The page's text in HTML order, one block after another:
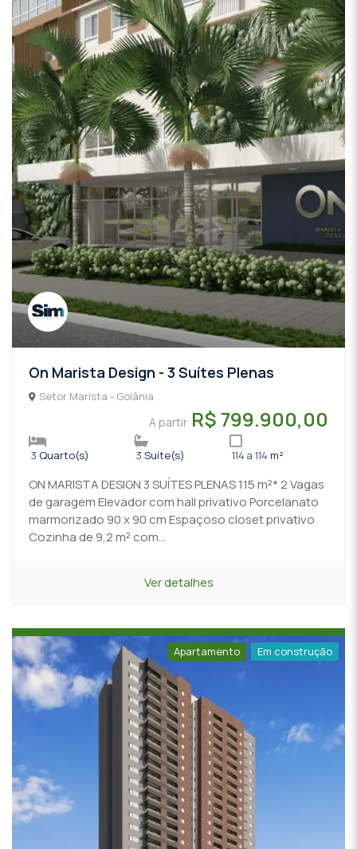
On Marista Design - 3 Suítes Plenas
Setor Marista - Goiânia
A partir R$ 799.900,00
3 Quarto(s) 3 Suíte(s) 114 a 114 m²
ON MARISTA DESIGN 3 SUÍTES PLENAS 115 m²* 2 Vagas
de garagem Elevador com hall privativo Porcelanato
marmorizado 90 x 90 cm Espaçoso closet privativo
Cozinha de 9,2 m² com...
Ver detalhes
Apartamento Em construção